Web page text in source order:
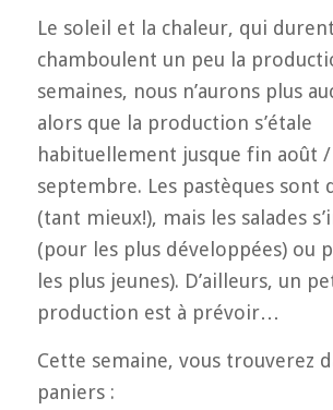
Le soleil et la chaleur, qui
chamboulent un peu la
semaines, nous n’aurons plus
alors que la production s’étale
habituellement jusque fin août
septembre. Les pastèques sont
(tant mieux!), mais les salades
(pour les plus développées) ou
les plus jeunes). D’ailleurs, un
production est à prévoir…
Cette semaine, vous trouverez
paniers :